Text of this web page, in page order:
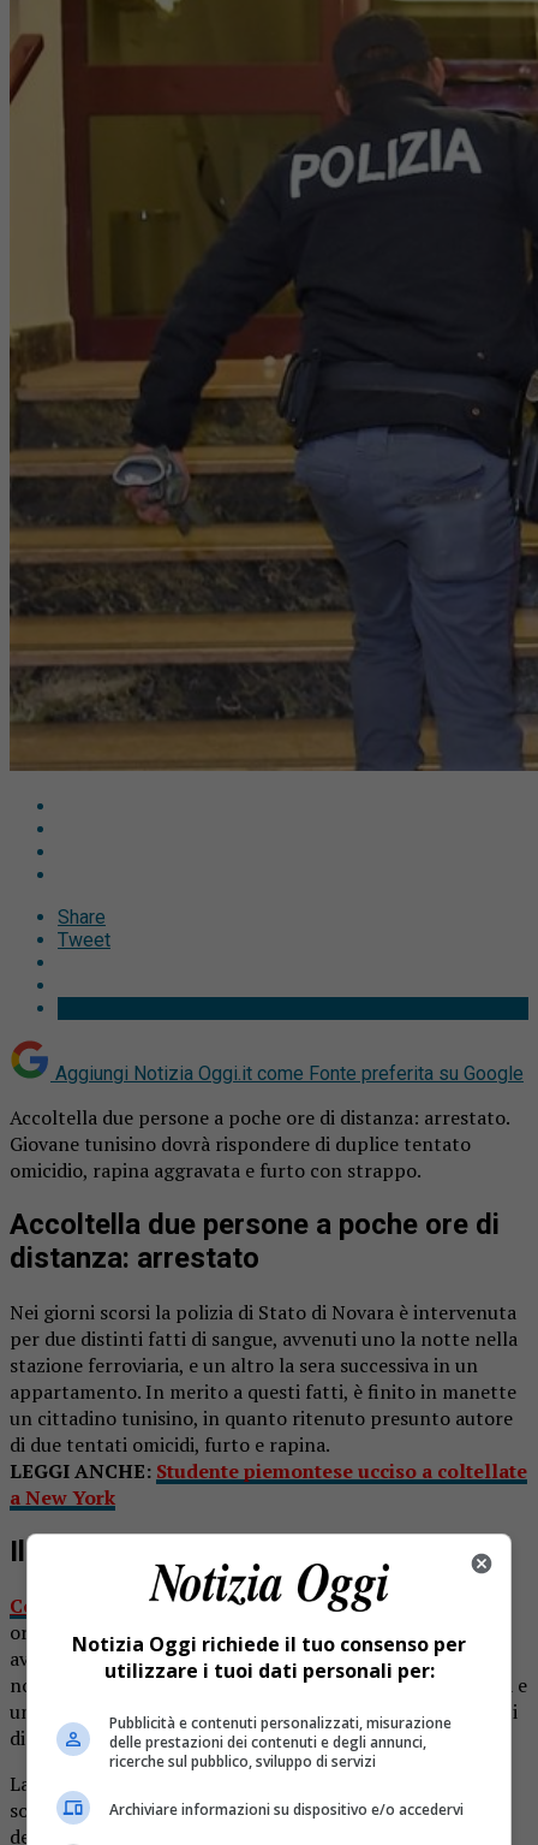
Share
Tweet
Aggiungi Notizia Oggi.it come Fonte preferita su Google
Accoltella due persone a poche ore di distanza: arrestato.
Giovane tunisino dovrà rispondere di duplice tentato
omicidio, rapina aggravata e furto con strappo.
Accoltella due persone a poche ore di
distanza: arrestato
Nei giorni scorsi la polizia di Stato di Novara è intervenuta
per due distinti fatti di sangue, avvenuti uno la notte nella
stazione ferroviaria, e un altro la sera successiva in un
appartamento. In merito a questi fatti, è finito in manette
un cittadino tunisino, in quanto ritenuto presunto autore
di due tentati omicidi, furto e rapina.
LEGGI ANCHE: Studente piemontese ucciso a coltellate
a New York
Il primo episodio
Come riporta Prima Novara, quella notte, tre ragazzi di
origine nordafricana si trovavano in stazione e avevano
avvicinato due ragazzi pakistani. Poco dopo, forse perché
non avevano ottenuto dei soldi, sottraevano una catenina e
uno zaino ai pakistani, non prima di aver sferrato più colpi
di coltello ad uno dei due.
La vittima, sorretta dall’amico, attraverso il
sottopassaggio, si accasciava vicino al muretto nei pressi
dell’edicola e subito dopo giungevano i soccorsi.
Notizia Oggi richiede il tuo consenso per
utilizzare i tuoi dati personali per:
Pubblicità e contenuti personalizzati, misurazione
delle prestazioni dei contenuti e degli annunci,
ricerche sul pubblico, sviluppo di servizi
Archiviare informazioni su dispositivo e/o accedervi